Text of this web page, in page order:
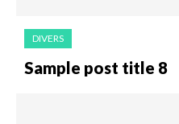
DIVERS
Sample post title 8